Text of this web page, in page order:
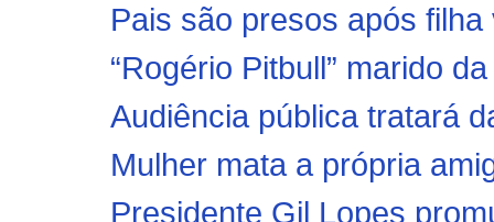
Pais são presos após
“Rogério Pitbull” marido
Audiência pública tratará
Mulher mata a própria
Presidente Gil Lopes